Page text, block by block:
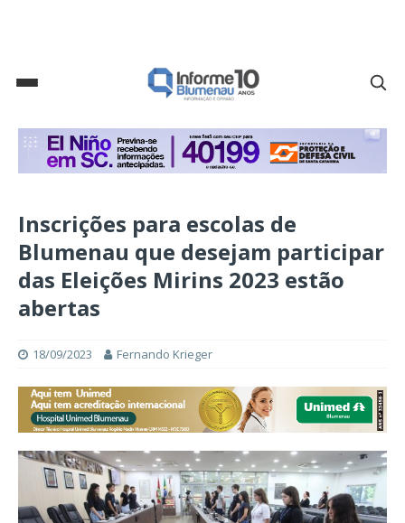
Inscrições para escolas de
Blumenau que desejam participar
das Eleições Mirins 2023 estão
abertas
18/09/2023 Fernando Krieger